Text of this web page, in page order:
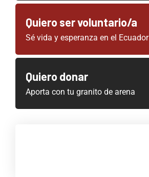
Quiero ser voluntario/a
Sé vida y esperanza en el Ecuador
Quiero donar
Aporta con tu granito de arena